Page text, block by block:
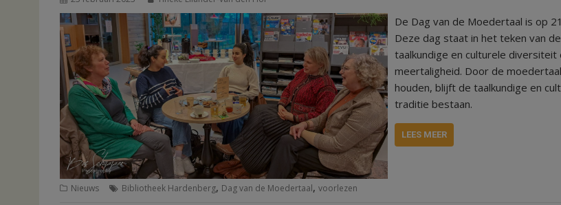
De Dag van de Moedertaal is op
Deze dag staat in het teken van de
taalkundige en culturele diversiteit
meertaligheid. Door de
houden, blijft de taalkundige en
traditie bestaan.
LEES MEER
Nieuws Bibliotheek Hardenberg, Dag van de Moedertaal, voorlezen